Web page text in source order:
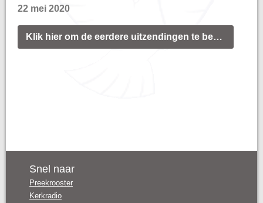
22 mei 2020
Klik hier om de eerdere uitzendingen te bekijken
Snel naar
Preekrooster
Kerkradio